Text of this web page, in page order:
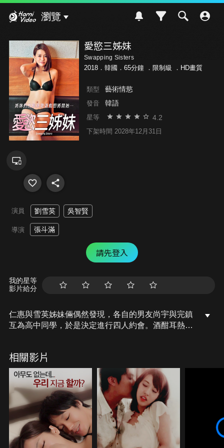
瀏覽
愛慾三姊妹
Swapping Sisters
2018．韓國．65分鐘 ． 限制級 ．HD畫質
類型 藝術情慾
發音 韓語
星等 4.2
下架時間 2028年12月31日
演員 劉雪英 吳智賢
導演 張斗滿
請先登入
我的星等
影片給分
仁惠與雪英姊妹倆偶然發現，各自的男友尚宇與完鎮
互為高中同學，於是決定進行四人約會。酒酣耳熱之
到姊妹家過夜。隔天，與丈夫賭氣回到娘家的大姊珠
熙，和學生時期熱烈追求自己的尚宇、完鎮重逢，究
竟，深埋已久的愛苗是否會再次復燃呢……
相關影片